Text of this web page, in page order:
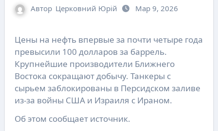
Автор Церковний Юрій Мар 9, 2026
Цены на нефть впервые за почти четыре года
превысили 100 долларов за баррель.
Крупнейшие производители Ближнего
Востока сокращают добычу. Танкеры с
сырьем заблокированы в Персидском заливе
из-за войны США и Израиля с Ираном.
Об этом сообщает источник.